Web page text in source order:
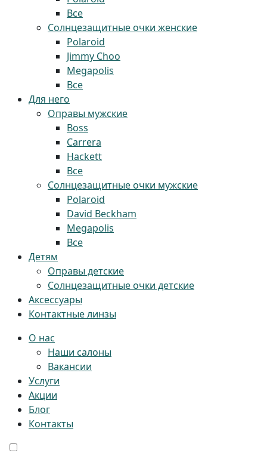
Все
Солнцезащитные очки женские
Polaroid
Jimmy Choo
Megapolis
Все
Для него
Оправы мужские
Boss
Carrera
Hackett
Все
Солнцезащитные очки мужские
Polaroid
David Beckham
Megapolis
Все
Детям
Оправы детские
Солнцезащитные очки детские
Аксессуары
Контактные линзы
О нас
Наши салоны
Вакансии
Услуги
Акции
Блог
Контакты